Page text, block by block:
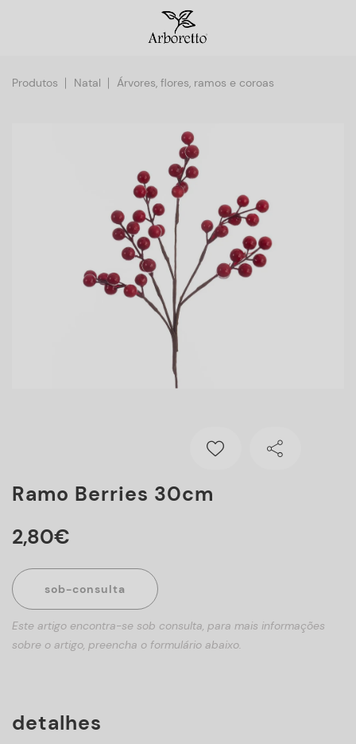
Produtos Natal Árvores, flores, ramos e coroas
Ramo Berries 30cm
2,80€
sob-consulta
Este artigo encontra-se sob consulta, para mais informações
sobre o artigo, preencha o formulário abaixo.
detalhes